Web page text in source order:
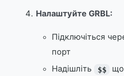
Налаштуйте GRBL:
Підключіться
порт
Надішліть
$$